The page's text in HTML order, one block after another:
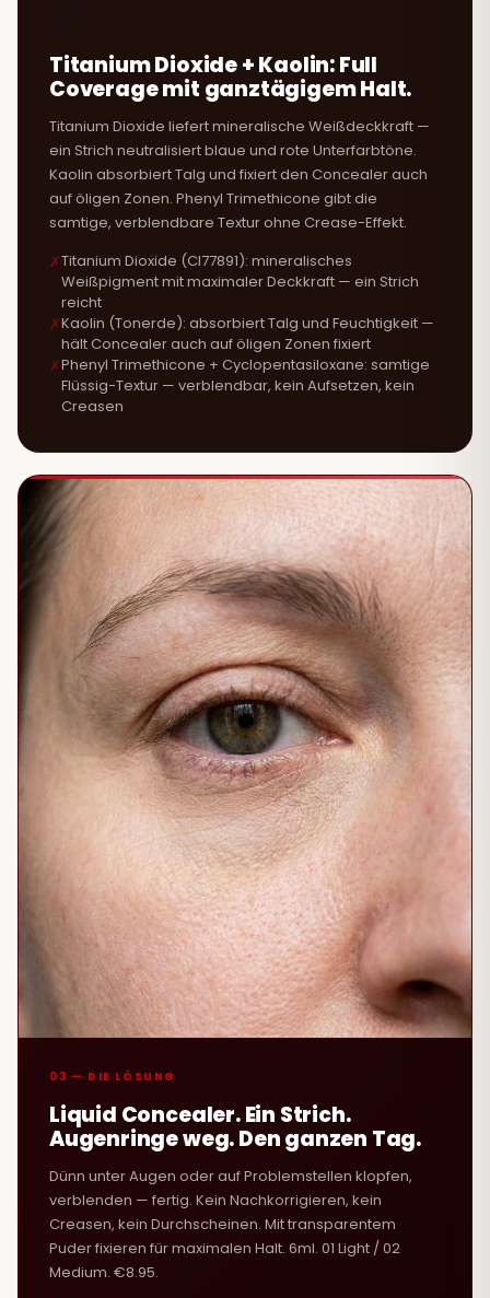
Titanium Dioxide + Kaolin: Full
Coverage mit ganztägigem Halt.
Titanium Dioxide liefert mineralische Weißdeckkraft —
ein Strich neutralisiert blaue und rote Unterfarbtöne.
Kaolin absorbiert Talg und fixiert den Concealer auch
auf öligen Zonen. Phenyl Trimethicone gibt die
samtige, verblendbare Textur ohne Crease-Effekt.
Titanium Dioxide (CI77891): mineralisches
Weißpigment mit maximaler Deckkraft — ein Strich
reicht
Kaolin (Tonerde): absorbiert Talg und Feuchtigkeit —
hält Concealer auch auf öligen Zonen fixiert
Phenyl Trimethicone + Cyclopentasiloxane: samtige
Flüssig-Textur — verblendbar, kein Aufsetzen, kein
Creasen
03 — DIE LÖSUNG
Liquid Concealer. Ein Strich.
Augenringe weg. Den ganzen Tag.
Dünn unter Augen oder auf Problemstellen klopfen,
verblenden — fertig. Kein Nachkorrigieren, kein
Creasen, kein Durchscheinen. Mit transparentem
Puder fixieren für maximalen Halt. 6ml. 01 Light / 02
Medium. €8.95.